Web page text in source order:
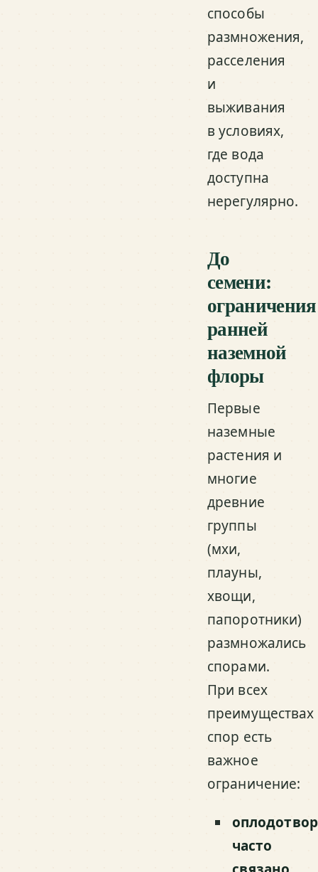
способы
размножения,
расселения
и
выживания
в условиях,
где вода
доступна
нерегулярно.
До
семени:
ограничения
ранней
наземной
флоры
Первые
наземные
растения и
многие
древние
группы
(мхи,
плауны,
хвощи,
папоротники)
размножались
спорами.
При всех
преимуществах
спор есть
важное
ограничение:
часто